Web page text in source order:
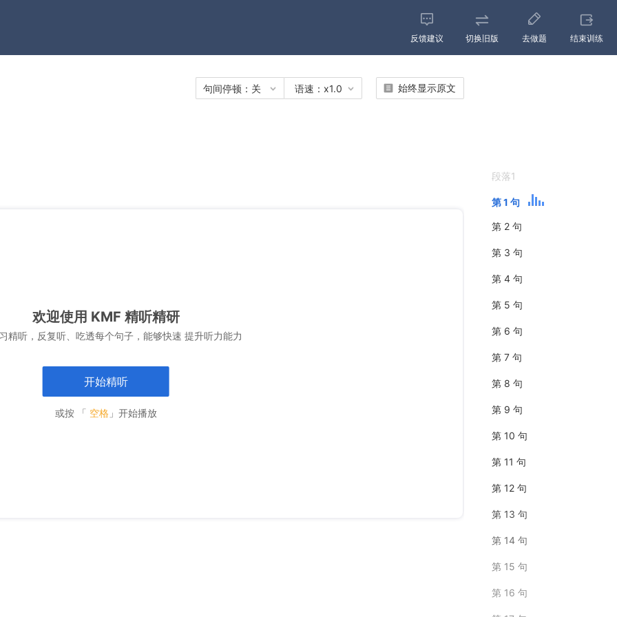
反馈建议 切换旧版 去做题 结束训练
句间停顿： 关 语速： x1.0 始终显示原文
欢迎使用 KMF 精听精研
精听，反复听、吃透每个句子，能够快速 提升听力能力
开始精听
或按 「 空格 」开始播放
段落1
第 1 句
第 2 句
第 3 句
第 4 句
第 5 句
第 6 句
第 7 句
第 8 句
第 9 句
第 10 句
第 11 句
第 12 句
第 13 句
第 14 句
第 15 句
第 16 句